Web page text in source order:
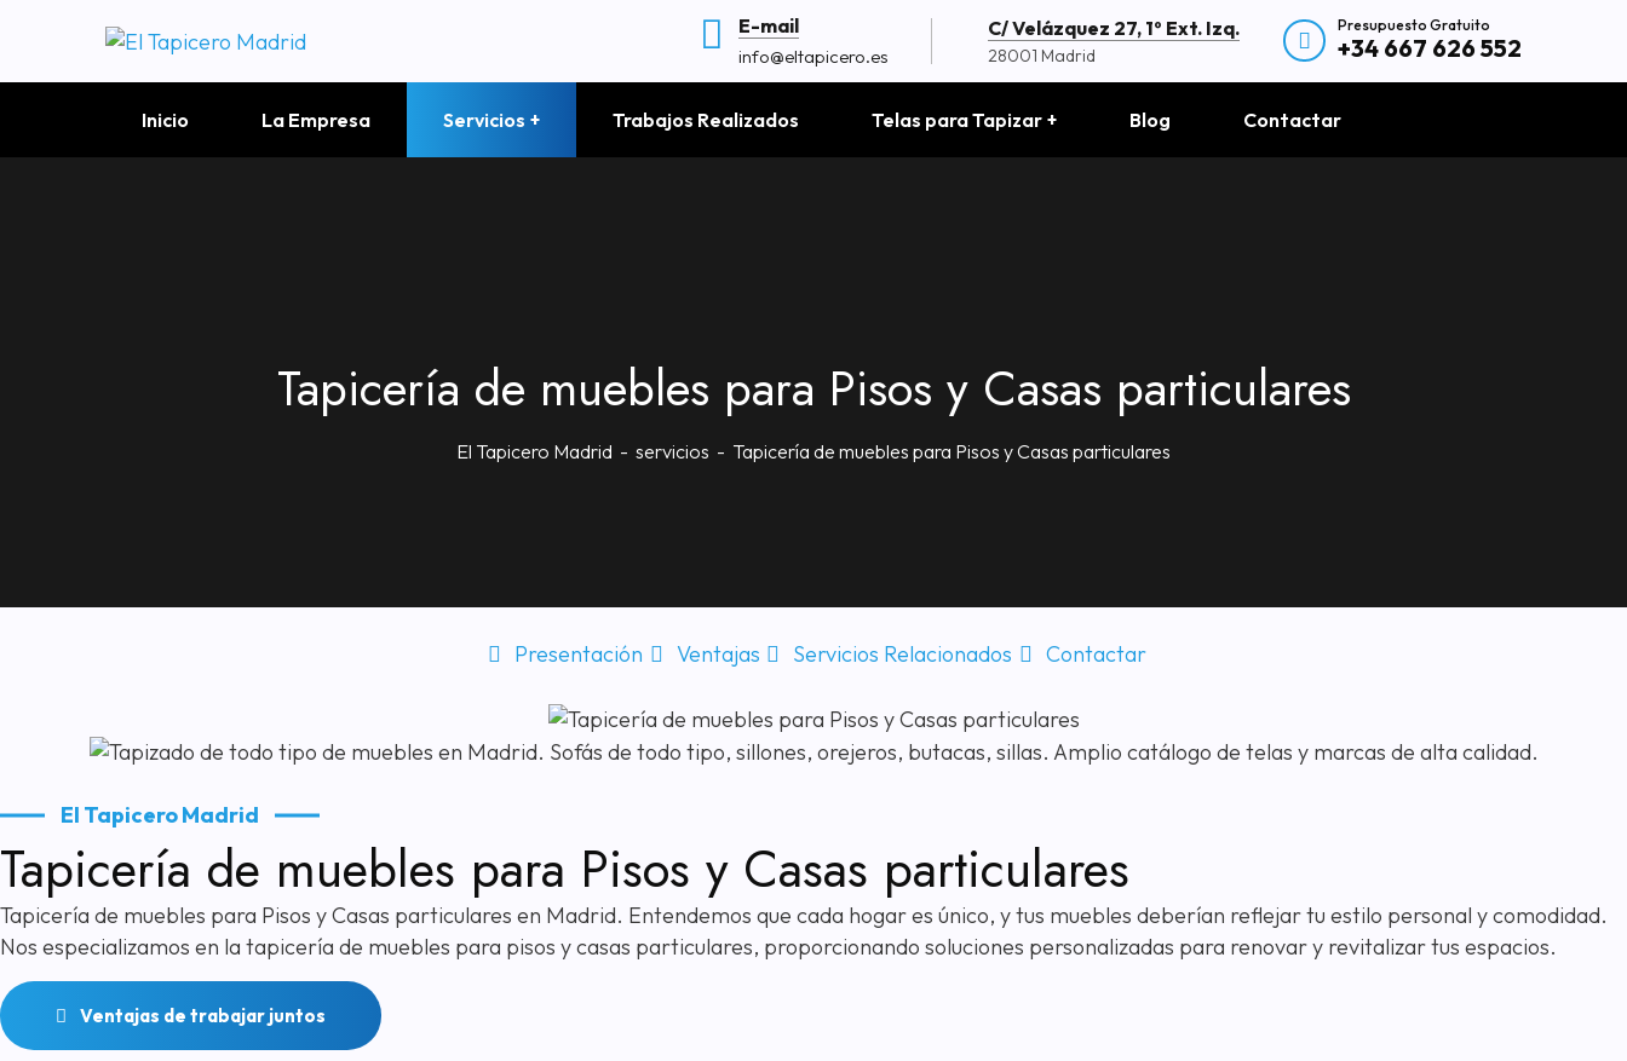
E-mail
info@eltapicero.es
C/ Velázquez 27, 1º Ext. Izq.
28001 Madrid
Presupuesto Gratuito
+34 667 626 552
Inicio La Empresa Servicios Trabajos Realizados Telas para Tapizar Blog Contactar
Tapicería de muebles para Pisos y Casas particulares
El Tapicero Madrid servicios Tapicería de muebles para Pisos y Casas particulares
Presentación Ventajas Servicios Relacionados Contactar
El Tapicero Madrid
Tapicería de muebles para Pisos y Casas particulares
Tapicería de muebles para Pisos y Casas particulares en Madrid. Entendemos que cada hogar es único, y tus muebles deberían reflejar tu estilo personal y comodidad.
Nos especializamos en la tapicería de muebles para pisos y casas particulares, proporcionando soluciones personalizadas para renovar y revitalizar tus espacios.
Ventajas de trabajar juntos